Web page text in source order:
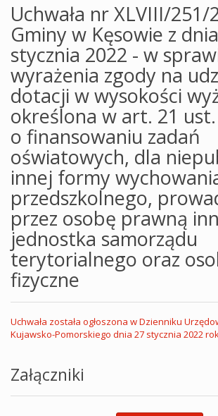
Uchwała nr XLVIII/251/
Gminy w Kęsowie z
stycznia 2022 - w
wyrażenia zgody na
dotacji w wysokości
określona w art. 21
o finansowaniu zadań
oświatowych, dla
innej formy
przedszkolnego,
przez osobę prawną
jednostka samorządu
terytorialnego oraz
fizyczne
Uchwała została ogłoszona w Dzienniku
Kujawsko-Pomorskiego dnia 27 stycznia 2022
Załączniki